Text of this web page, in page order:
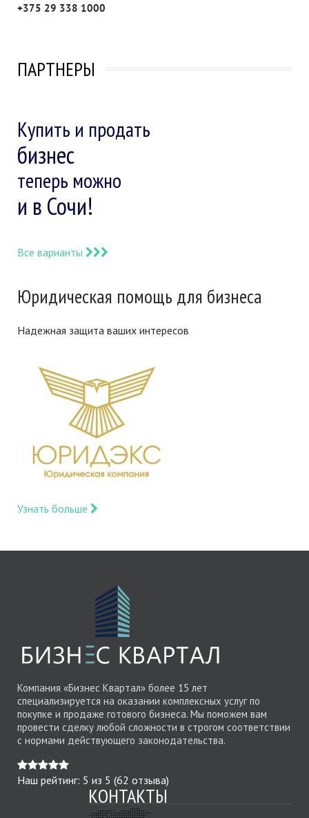
+375 29 338 1000
ПАРТНЕРЫ
Купить и продать
бизнес
теперь можно
и в Сочи!
Все варианты
Юридическая помощь для бизнеса
Надежная защита ваших интересов
Узнать больше
Компания «Бизнес Квартал» более 15 лет
специализируется на оказании комплексных услуг по
покупке и продаже готового бизнеса. Мы поможем вам
провести сделку любой сложности в строгом соответствии
с нормами действующего законодательства.
Наш рейтинг: 5 из 5 (62 отзыва)
КОНТАКТЫ